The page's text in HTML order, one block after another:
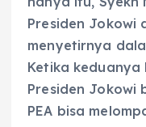
Presiden Jokowi
menyetirnya
Ketika
Presiden Jokowi
PEA bisa